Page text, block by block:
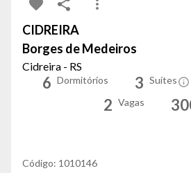
CIDREIRA
Borges de Medeiros
Cidreira - RS
6 Dormitórios 3 Suítes
2 Vagas
Código: 1010146